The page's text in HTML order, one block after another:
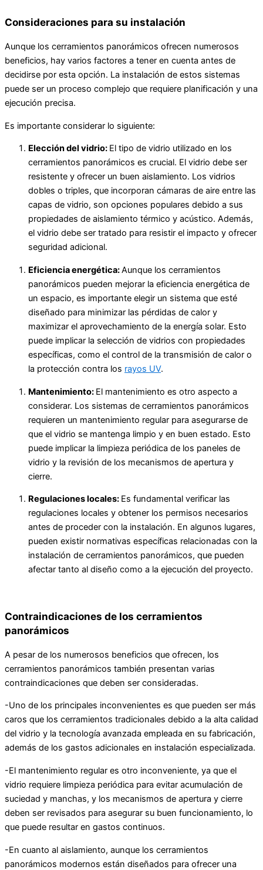
Consideraciones para su instalación
Aunque los cerramientos panorámicos ofrecen numerosos
beneficios, hay varios factores a tener en cuenta antes de
decidirse por esta opción. La instalación de estos sistemas
puede ser un proceso complejo que requiere planificación y una
ejecución precisa.
Es importante considerar lo siguiente:
Elección del vidrio: El tipo de vidrio utilizado en los
cerramientos panorámicos es crucial. El vidrio debe ser
resistente y ofrecer un buen aislamiento. Los vidrios
dobles o triples, que incorporan cámaras de aire entre las
capas de vidrio, son opciones populares debido a sus
propiedades de aislamiento térmico y acústico. Además,
el vidrio debe ser tratado para resistir el impacto y ofrecer
seguridad adicional.
Eficiencia energética:Aunque los cerramientos
panorámicos pueden mejorar la eficiencia energética de
un espacio, es importante elegir un sistema que esté
diseñado para minimizar las pérdidas de calor y
maximizar el aprovechamiento de la energía solar. Esto
puede implicar la selección de vidrios con propiedades
específicas, como el control de la transmisión de calor o
la protección contra los rayos UV.
Mantenimiento: El mantenimiento es otro aspecto a
considerar. Los sistemas de cerramientos panorámicos
requieren un mantenimiento regular para asegurarse de
que el vidrio se mantenga limpio y en buen estado. Esto
puede implicar la limpieza periódica de los paneles de
vidrio y la revisión de los mecanismos de apertura y
cierre.
Regulaciones locales: Es fundamental verificar las
regulaciones locales y obtener los permisos necesarios
antes de proceder con la instalación. En algunos lugares,
pueden existir normativas específicas relacionadas con la
instalación de cerramientos panorámicos, que pueden
afectar tanto al diseño como a la ejecución del proyecto.
Contraindicaciones de los cerramientos
panorámicos
A pesar de los numerosos beneficios que ofrecen, los
cerramientos panorámicos también presentan varias
contraindicaciones que deben ser consideradas.
-Uno de los principales inconvenientes es que pueden ser más
caros que los cerramientos tradicionales debido a la alta calidad
del vidrio y la tecnología avanzada empleada en su fabricación,
además de los gastos adicionales en instalación especializada.
-El mantenimiento regular es otro inconveniente, ya que el
vidrio requiere limpieza periódica para evitar acumulación de
suciedad y manchas, y los mecanismos de apertura y cierre
deben ser revisados para asegurar su buen funcionamiento, lo
que puede resultar en gastos continuos.
-En cuanto al aislamiento, aunque los cerramientos
panorámicos modernos están diseñados para ofrecer una